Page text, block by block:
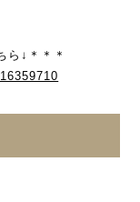
ら↓＊＊＊